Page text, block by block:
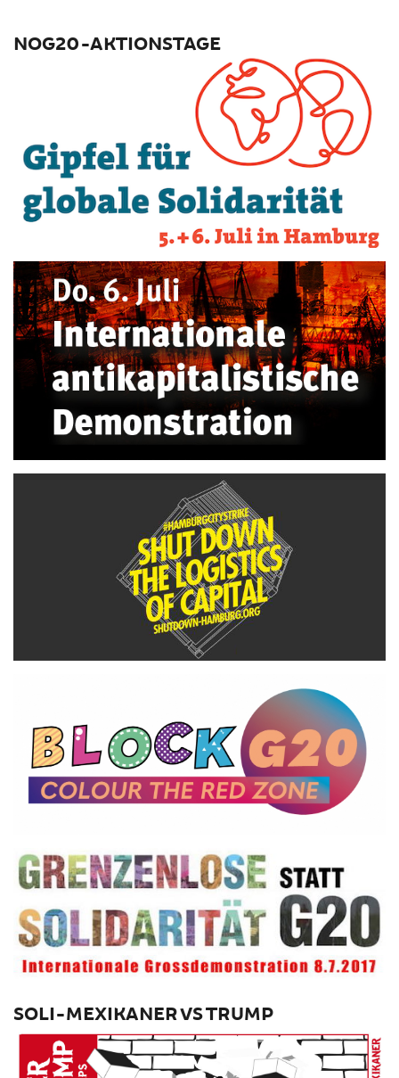
NOG20-AKTIONSTAGE
SOLI-MEXIKANER VS TRUMP